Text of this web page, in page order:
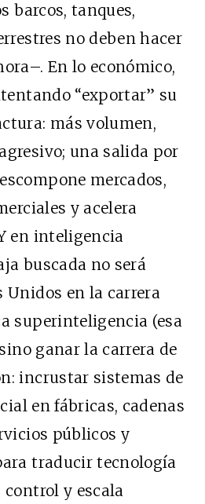
barcos, tanques,
no deben hacer
En lo económico,
“exportar” su
más volumen,
una salida por
mercados,
y acelera
en inteligencia
buscada no será
Unidos en la carrera
superinteligencia (esa
ganar la carrera de
incrustar sistemas de
en fábricas, cadenas
públicos y
traducir tecnología
y escala